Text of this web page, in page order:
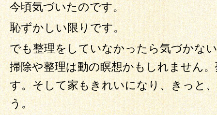
今頃気づいたのです。
恥ずかしい限りです。
でも整理をしていなかったら気づかな
掃除や整理は動の瞑想かもしれません
す。そして家もきれいになり、きっと
う。